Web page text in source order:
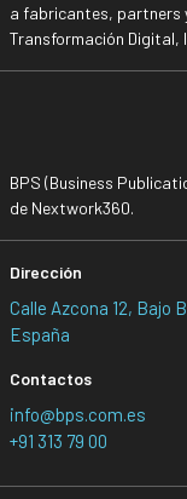
a fabricantes, partners
Transformación Digital,
BPS (Business
de Nextwork360.
Dirección
Calle Azcona 12, Bajo
España
Contactos
info@bps.com.es
+91 313 79 00